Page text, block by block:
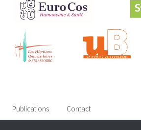
Publications Contact